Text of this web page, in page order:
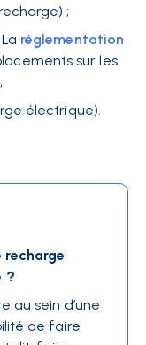
;
réglementation
sur les
électrique).
recharge
?
au sein d’une
de faire